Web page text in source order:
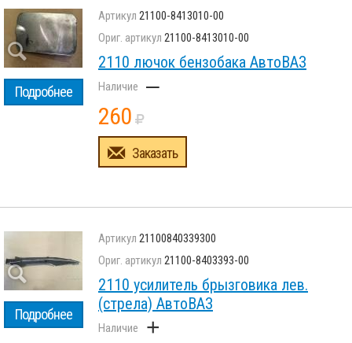
Подробнее
21100-8413010-00
21100-8413010-00
2110 лючок бензобака АвтоВАЗ
–
260
Заказать
Подробнее
21100840339300
21100-8403393-00
2110 усилитель брызговика лев.
(стрела) АвтоВАЗ
+